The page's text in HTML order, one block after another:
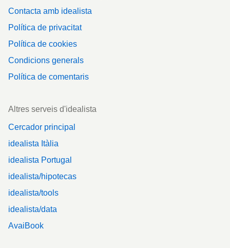
Contacta amb idealista
Política de privacitat
Política de cookies
Condicions generals
Política de comentaris
Altres serveis d'idealista
Cercador principal
idealista Itàlia
idealista Portugal
idealista/hipotecas
idealista/tools
idealista/data
AvaiBook